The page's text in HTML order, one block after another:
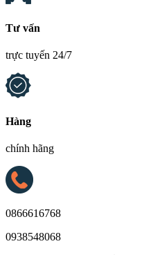
Tư vấn
trực tuyến 24/7
Hàng
chính hãng
0866616768
0938548068